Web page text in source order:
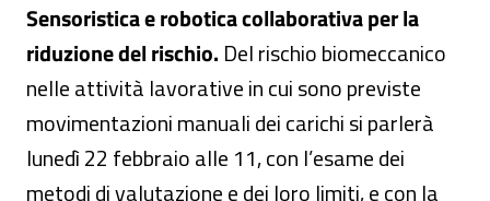
Sensoristica e robotica collaborativa per la
riduzione del rischio. Del rischio biomeccanico
nelle attività lavorative in cui sono previste
movimentazioni manuali dei carichi si parlerà
lunedì 22 febbraio alle 11, con l’esame dei
metodi di valutazione e dei loro limiti, e con la